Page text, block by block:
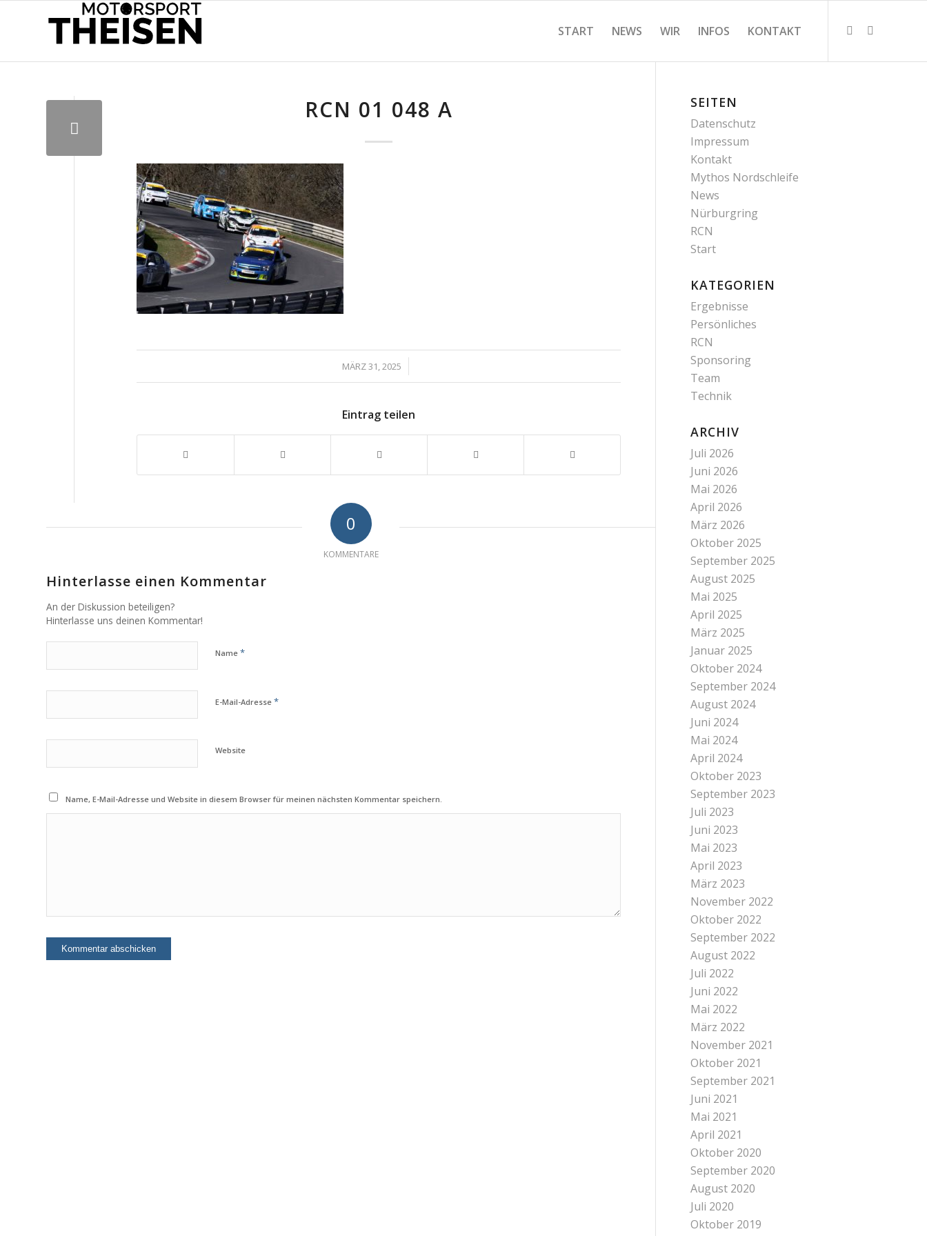
START NEWS WIR INFOS KONTAKT
RCN 01 048 A
MÄRZ 31, 2025
/
Eintrag teilen
0
KOMMENTARE
Hinterlasse einen Kommentar
An der Diskussion beteiligen?
Hinterlasse uns deinen Kommentar!
Name *
E-Mail-Adresse *
Website
Name, E-Mail-Adresse und Website in diesem Browser für meinen nächsten Kommentar speichern.
SEITEN
Datenschutz
Impressum
Kontakt
Mythos Nordschleife
News
Nürburgring
RCN
Start
KATEGORIEN
Ergebnisse
Persönliches
RCN
Sponsoring
Team
Technik
ARCHIV
Juli 2026
Juni 2026
Mai 2026
April 2026
März 2026
Oktober 2025
September 2025
August 2025
Mai 2025
April 2025
März 2025
Januar 2025
Oktober 2024
September 2024
August 2024
Juni 2024
Mai 2024
April 2024
Oktober 2023
September 2023
Juli 2023
Juni 2023
Mai 2023
April 2023
März 2023
November 2022
Oktober 2022
September 2022
August 2022
Juli 2022
Juni 2022
Mai 2022
März 2022
November 2021
Oktober 2021
September 2021
Juni 2021
Mai 2021
April 2021
Oktober 2020
September 2020
August 2020
Juli 2020
Oktober 2019